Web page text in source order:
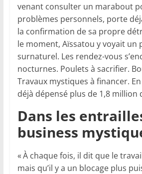
venant consulter un marabout
problèmes personnels, porte
la confirmation de sa propre
le moment, Aïssatou y voyait un
surnaturel. Les rendez-vous
nocturnes. Poulets à sacrifier.
Travaux mystiques à financer.
déjà dépensé plus de 1,8 million
Dans les
business
« À chaque fois, il dit que le
mais qu’il y a un blocage plus